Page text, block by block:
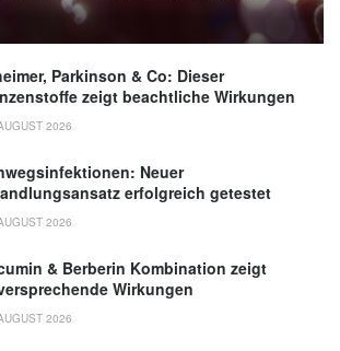
Parkinson & Co: Dieser
zeigt beachtliche Wirkungen
2026
Neuer
erfolgreich getestet
2026
& Berberin Kombination zeigt
Wirkungen
2026